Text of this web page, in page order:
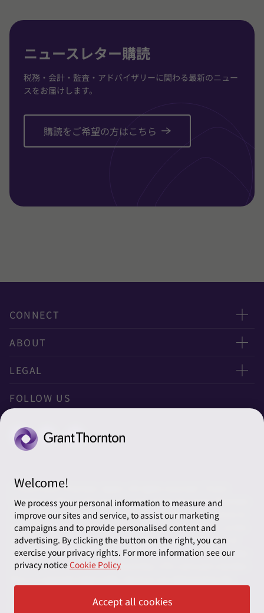
ニュースレター購読
税務・会計・監査・アドバイザリーに関わる最新のニュー
スをお届けします。
購読をご希望の方はこちら
CONNECT
お問い合わせ
ニュースレター申し込み
グローバル
グローバルリーチ
ABOUT
太陽有限責任監査法人
太陽グラントソントン税理士法人
太陽グラントソントン株式会社
株式会社サンライズ・アカウンティング・インターナショ
ナル
一般社団法人太陽グラントソントン
採用情報
News＆Topics
LEGAL
利用規約
ソーシャルメディアポリシー
FOLLOW US
© 2026 Grant Thornton Japan. All rights reserved. “Grant
Thornton” refers to the brand under which the Grant Thornton
member firms provide assurance, tax and advisory services to
their clients and/or refers to one or more member firms, as the
context requires. Grant Thornton Japan is a member firm of
Grant Thornton International Ltd (GTIL). GTIL and the member
firms are not a worldwide partnership. GTIL and each member
and its member firms are not agents of, and do not obligate,
Welcome!
We process your personal information to measure and
improve our sites and service, to assist our marketing
campaigns and to provide personalised content and
advertising. By clicking the button on the right, you can
exercise your privacy rights. For more information see our
privacy noticeCookie Policy
Accept all cookies